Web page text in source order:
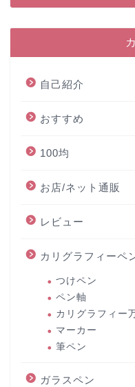
自己紹介
おすすめ
100均
お店/ネット通販
レビュー
カリグラフィーペ
つけペン
ペン軸
カリグラフィー
マーカー
筆ペン
ガラスペン